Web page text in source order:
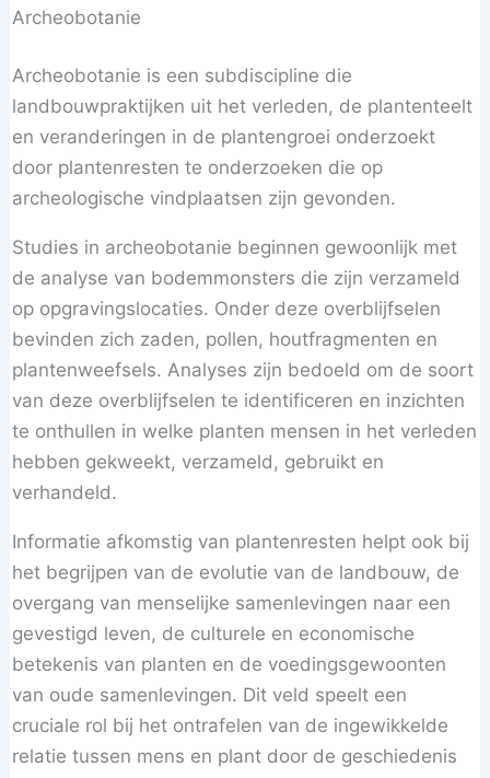
Archeobotanie
Archeobotanie is een subdiscipline die
landbouwpraktijken uit het verleden, de plantenteelt
en veranderingen in de plantengroei onderzoekt
door plantenresten te onderzoeken die op
archeologische vindplaatsen zijn gevonden.
Studies in archeobotanie beginnen gewoonlijk met
de analyse van bodemmonsters die zijn verzameld
op opgravingslocaties. Onder deze overblijfselen
bevinden zich zaden, pollen, houtfragmenten en
plantenweefsels. Analyses zijn bedoeld om de soort
van deze overblijfselen te identificeren en inzichten
te onthullen in welke planten mensen in het verleden
hebben gekweekt, verzameld, gebruikt en
verhandeld.
Informatie afkomstig van plantenresten helpt ook bij
het begrijpen van de evolutie van de landbouw, de
overgang van menselijke samenlevingen naar een
gevestigd leven, de culturele en economische
betekenis van planten en de voedingsgewoonten
van oude samenlevingen. Dit veld speelt een
cruciale rol bij het ontrafelen van de ingewikkelde
relatie tussen mens en plant door de geschiedenis